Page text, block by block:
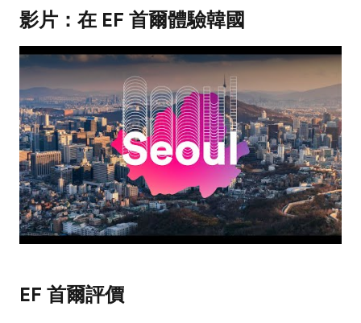
影片：在 EF 首爾體驗韓國
Play
EF 首爾評價